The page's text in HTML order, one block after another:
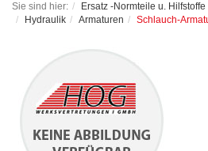
Sie sind hier: Ersatz -Normteile u. Hilfstoffe
Hydraulik
Armaturen Schlauch-